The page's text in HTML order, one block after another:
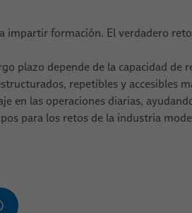
impartir formación. El verdadero
plazo depende de la capacidad de
repetibles y accesibles
en las operaciones diarias,
para los retos de la industria